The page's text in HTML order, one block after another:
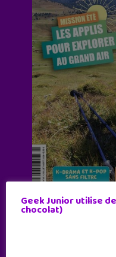
11
Geek Junior utilise
chocolat)